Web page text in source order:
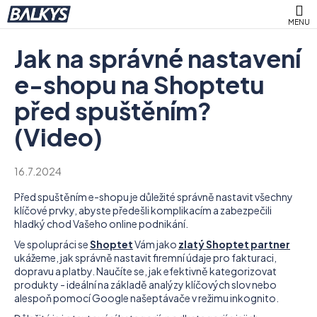
Přejít
na
obsah
Jak na správné nastavení
e-shopu na Shoptetu
před spuštěním?
(Video)
16.7.2024
Před spuštěním e-shopu je důležité správně nastavit všechny
klíčové prvky, abyste předešli komplikacím a zabezpečili
hladký chod Vašeho online podnikání.
Ve spolupráci seShoptetVám jako zlatý Shoptet partner
ukážeme, jak správně nastavit firemní údaje pro fakturaci,
dopravu a platby. Naučíte se, jak efektivně kategorizovat
produkty - ideální na základě analýzy klíčových slov nebo
alespoň pomocí Google našeptávače v režimu inkognito.
K
o
C
o
p
o
t
ř
e
b
u
j
e
t
e